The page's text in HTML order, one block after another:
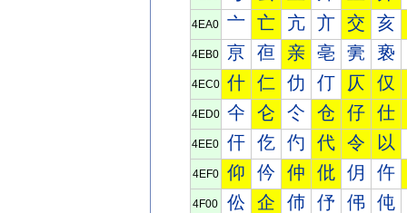
4EA0 亠 亡 亢 亣 交 亥
4EB0 亰 亱 亲 亳 亴 亵
4EC0 什 仁 仂 仃 仄 仅
4ED0 仐 仑 仒 仓 仔 仕
4EE0 仠 仡 仢 代 令 以
4EF0 仰 仱 仲 仳 仴 仵
4F00 伀 企 伂 伃 伄 伅